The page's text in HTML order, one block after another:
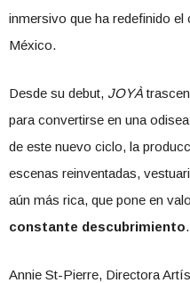
inmersivo que ha redefinido
México.
Desde su debut, JOYÀ
para convertirse en una
de este nuevo ciclo, la
escenas reinventadas,
aún más rica, que pone en
constante descubrimiento.
Annie St-Pierre, Directora